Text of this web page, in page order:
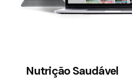
Nutrição Saudável